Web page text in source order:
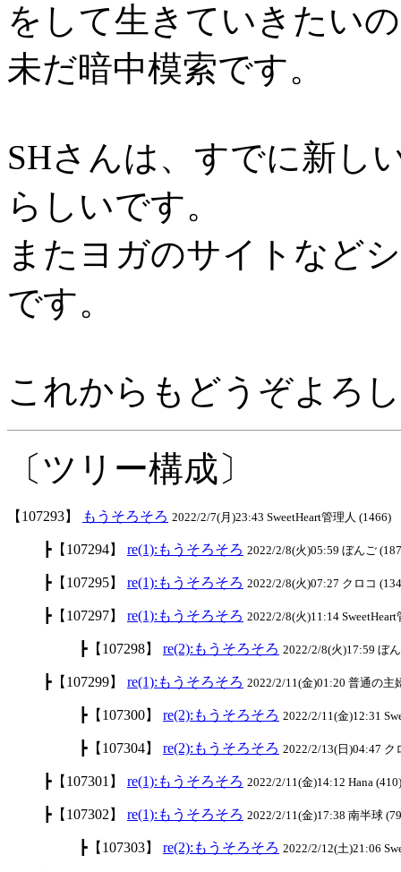
をして生きていきたい
未だ暗中模索です。
SHさんは、すでに新し
らしいです。
またヨガのサイトなど
です。
これからもどうぞよろ
〔ツリー構成〕
【107293】 もうそろそろ 2022/2/7(月)23:43 SweetHeart管理人 (1466)
┣【107294】 re(1):もうそろそろ 2022/2/8(火)05:59 ぼんご
┣【107295】 re(1):もうそろそろ 2022/2/8(火)07:27 クロコ
┣【107297】 re(1):もうそろそろ 2022/2/8(火)11:14
┣【107298】 re(2):もうそろそろ 2022/2/8(火)17:59 ぼ
┣【107299】 re(1):もうそろそろ 2022/2/11(金)01:20 普通の主
┣【107300】 re(2):もうそろそろ 2022/2/11(金)12:31
┣【107304】 re(2):もうそろそろ 2022/2/13(日)04:47 ク
┣【107301】 re(1):もうそろそろ 2022/2/11(金)14:12 Hana (410)
┣【107302】 re(1):もうそろそろ 2022/2/11(金)17:38 南半球
┣【107303】 re(2):もうそろそろ 2022/2/12(土)21:06